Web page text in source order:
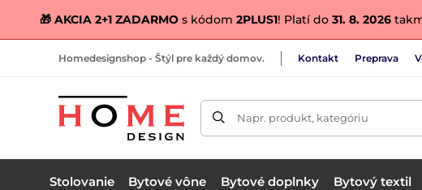
🎁 AKCIA 2+1 ZADARMO s kódom 2PLUS1! Platí do 31. 8. 2026
Homedesignshop - Štýl pre každý domov. Kontakt Preprava
Napr. produkt, kategóriu
Stolovanie Bytové vône Bytové doplnky Bytový textil